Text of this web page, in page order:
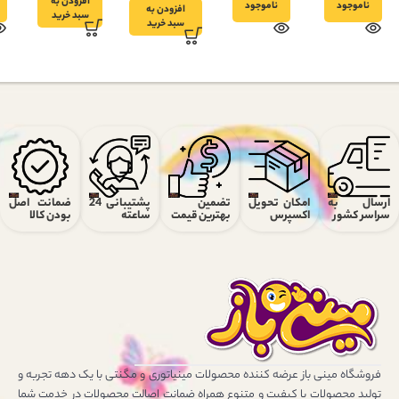
ناموجود ناموجود
کد 17
افزودن به
سبد خرید
سبد خرید
ارسال به
سراسر کشور
امکان تحویل
اکسپرس
تضمین
بهترین قیمت
پشتیبانی 24
ساعته
ضمانت اصل
بودن کالا
فروشگاه مینی باز عرضه کننده محصولات مینیاتوری و مگنتی با یک دهه تجربه و
تولید محصولات با کیفیت و متنوع همراه ضمانت اصالت محصولات در خدمت شما